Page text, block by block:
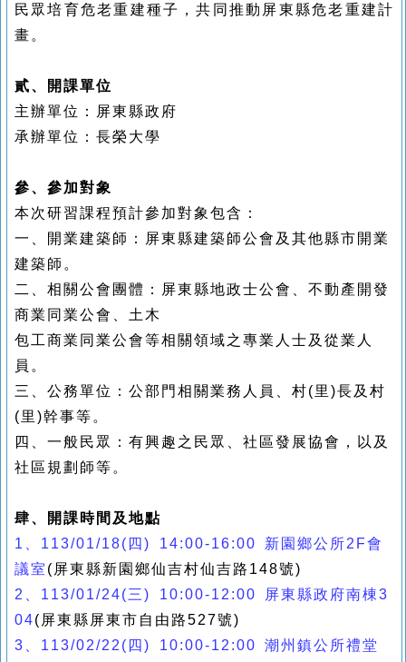
民眾培育危老重建種子，共同推動屏東縣危老重建計
畫。
貳、開課單位
主辦單位：屏東縣政府
承辦單位：長榮大學
參、參加對象
本次研習課程預計參加對象包含：
一、
開業建築師：屏東縣建築師公會及其他縣市開業
建築師。
二、相關公會團體：屏東縣地政士公會、不動產開發
商業同業公會、土木
包工商業同業公會等相關領域之專業人士及從業人
員。
三、公務單位：公部門相關業務人員、村(里)長及村
(里)幹事等。
四、一般民眾：有興趣之民眾、社區發展協會，以及
社區規劃師等。
肆、開課時間及地點
1、113/01/18(四) 14:00-16:00 新園鄉公所2F會
議室 (屏東縣新園鄉仙吉村仙吉路148號)
2、113/01/24(三) 10:00-12:00 屏東縣政府南棟3
04(屏東縣屏東市自由路527號)
3、113/02/22(四) 10:00-12:00 潮州鎮公所禮堂